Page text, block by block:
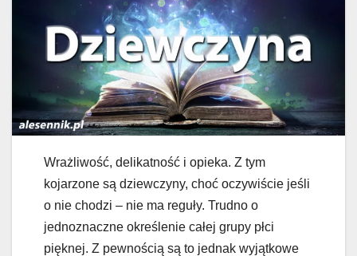
Wrażliwość, delikatność i opieka. Z tym
kojarzone są dziewczyny, choć oczywiście jeśli
o nie chodzi – nie ma reguły. Trudno o
jednoznaczne określenie całej grupy płci
pięknej. Z pewnością są to jednak wyjątkowe